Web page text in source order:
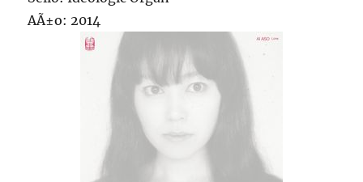
AÃ±o: 2014